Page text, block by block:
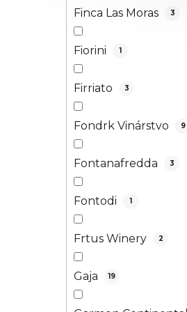
Finca Las Moras 3
Fiorini 1
Firriato 3
Fondrk Vinárstvo 9
Fontanafredda 3
Fontodi 1
Frtus Winery 2
Gaja 19